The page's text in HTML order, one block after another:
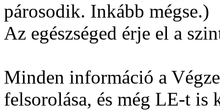
párosodik. Inkább mégse.)
Az egészséged érje el a
Minden információ a
felsorolása, és még LE-t is